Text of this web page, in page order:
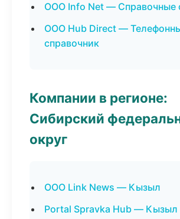
ООО Info Net — Справочные
ООО Hub Direct —
справочник
Компании в регионе:
Сибирский
округ
ООО Link News — Кызыл
Portal Spravka Hub — Кызыл